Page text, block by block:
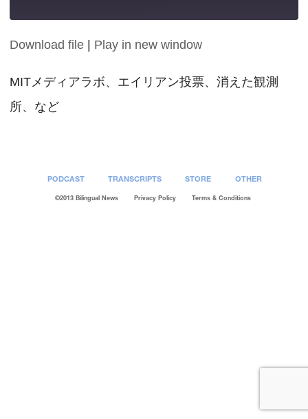
SHARE
LINK
EMBED
Download file Play in new window
MITメディアラボ、エイリアン投票、消えた観測
所、など
PODCAST TRANSCRIPTS STORE OTHER
©2013 Bilingual News Privacy Policy Terms & Conditions